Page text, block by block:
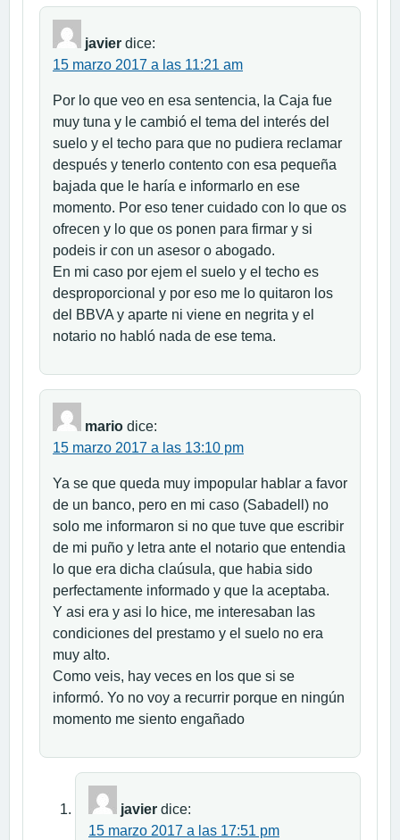
javier dice:
15 marzo 2017 a las 11:21 am
Por lo que veo en esa sentencia, la Caja fue
muy tuna y le cambió el tema del interés del
suelo y el techo para que no pudiera reclamar
después y tenerlo contento con esa pequeña
bajada que le haría e informarlo en ese
momento. Por eso tener cuidado con lo que os
ofrecen y lo que os ponen para firmar y si
podeis ir con un asesor o abogado.
En mi caso por ejem el suelo y el techo es
desproporcional y por eso me lo quitaron los
del BBVA y aparte ni viene en negrita y el
notario no habló nada de ese tema.
mario dice:
15 marzo 2017 a las 13:10 pm
Ya se que queda muy impopular hablar a favor
de un banco, pero en mi caso (Sabadell) no
solo me informaron si no que tuve que escribir
de mi puño y letra ante el notario que entendia
lo que era dicha claúsula, que habia sido
perfectamente informado y que la aceptaba.
Y asi era y asi lo hice, me interesaban las
condiciones del prestamo y el suelo no era
muy alto.
Como veis, hay veces en los que si se
informó. Yo no voy a recurrir porque en ningún
momento me siento engañado
javier dice:
15 marzo 2017 a las 17:51 pm